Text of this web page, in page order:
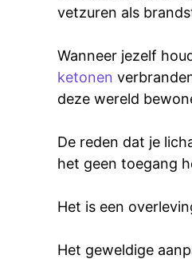
vetzuren als
Wanneer jezelf
ketonen
deze wereld
De reden dat je
het geen toegang
Het is een
Het geweldige